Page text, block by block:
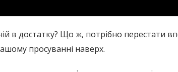
в достатку? Що ж, потрібно перестати
просуванні наверх.